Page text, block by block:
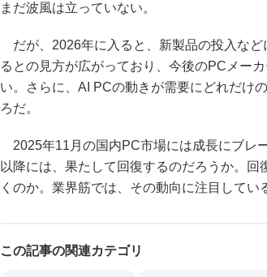
まだ波風は立っていない。
だが、2026年に入ると、新製品の投入な
るとの見方が広がっており、今後のPCメー
い。さらに、AI PCの動きが需要にどれだけ
ろだ。
2025年11月の国内PC市場には成長にブレ
以降には、果たして回復するのだろうか。
くのか。業界筋では、その動向に注目してい
この記事の関連カテゴリ